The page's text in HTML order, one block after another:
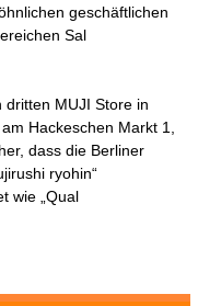
geschäftlichen
Sal
dritten MUJI Store in
Hackeschen Markt 1,
dass die Berliner
ryohin“
wie „Qual